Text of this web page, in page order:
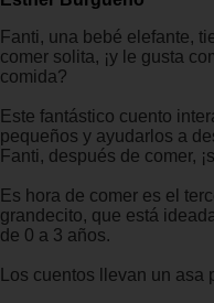
Fanti, una bebé elefante,
comer solita, ¡y le gusta
comida?
Este fantástico cuento
pequeños y ayudarlos a
Fanti, después de comer,
Es hora de comer es el
grandecito, que está
de 0 a 3 años.
Los cuentos llevan un